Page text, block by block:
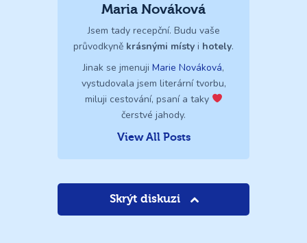
Maria Nováková
Jsem tady recepční. Budu vaše
průvodkyně krásnými místy i hotely.
Jinak se jmenuji Marie Nováková,
vystudovala jsem literární tvorbu,
miluji cestování, psaní a taky
čerstvé jahody.
View All Posts
Skrýt diskuzi